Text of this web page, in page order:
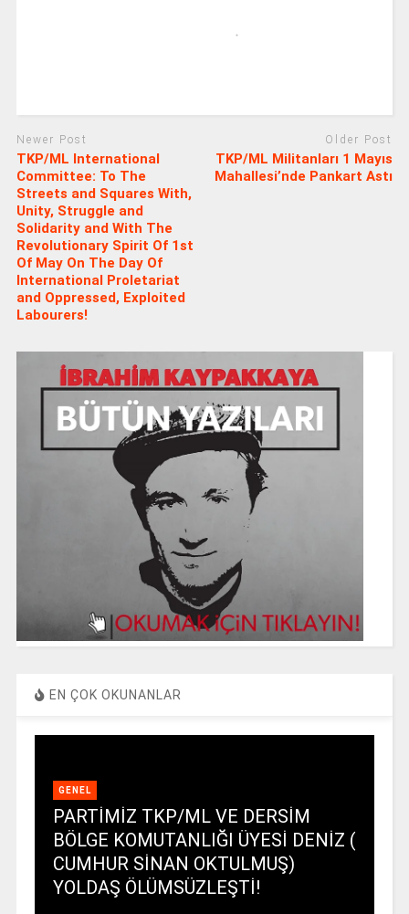
Newer Post
TKP/ML International
Committee: To The
Streets and Squares With,
Unity, Struggle and
Solidarity and With The
Revolutionary Spirit Of 1st
Of May On The Day Of
International Proletariat
and Oppressed, Exploited
Labourers!
Older Post
TKP/ML Militanları 1 Mayıs
Mahallesi’nde Pankart Astı
EN ÇOK OKUNANLAR
GENEL
PARTİMİZ TKP/ML VE DERSİM
BÖLGE KOMUTANLIĞI ÜYESİ DENİZ (
CUMHUR SİNAN OKTULMUŞ)
YOLDAŞ ÖLÜMSÜZLEŞTİ!